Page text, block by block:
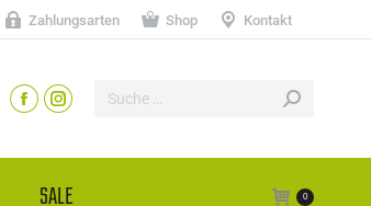
Zahlungsarten Shop Kontakt
SALE 0